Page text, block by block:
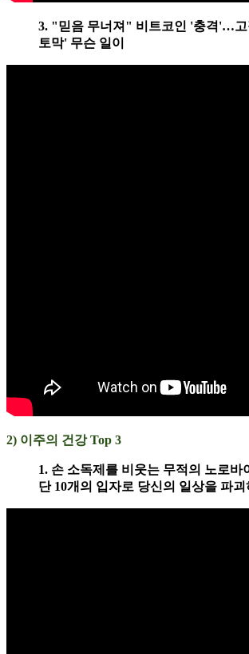
3. "믿음 무너져" 비트코인 '충격'…고
토막' 무슨 일이
2) 이주의 건강 Top 3
1. 손 소독제를 비웃는 무적의 노로바
단 10개의 입자로 당신의 일상을 파괴